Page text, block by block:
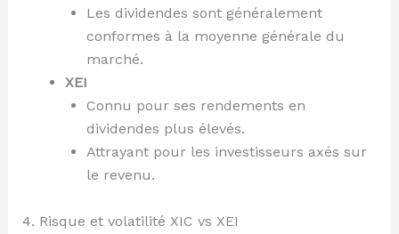
Les dividendes sont généralement
conformes à la moyenne générale du
marché.
XEI
Connu pour ses rendements en
dividendes plus élevés.
Attrayant pour les investisseurs axés sur
le revenu.
4. Risque et volatilité XIC vs XEI